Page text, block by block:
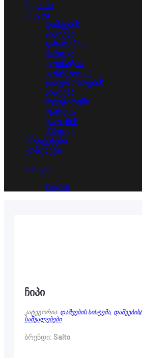
ჭკვიანი
სახლი
დაშვების
სისტემა
განათების
მართვა
კლიმატის
კონტროლი
უსაფრთხოების
სისტემა
მულტირუმი
ფარდა-
ჟალუზის
მართვა
პროექტები
კონტაქტი
Georgian
English
ჩიპი
კატეგორია: დაშვების სისტემა,
საშუალებები
ბრენდი: Salto